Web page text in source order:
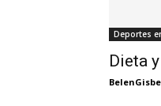
Deportes
Dieta